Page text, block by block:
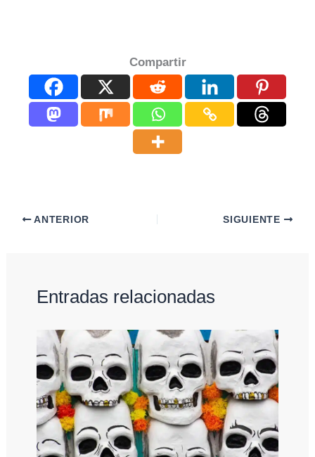
Compartir
ANTERIOR SIGUIENTE
Entradas relacionadas